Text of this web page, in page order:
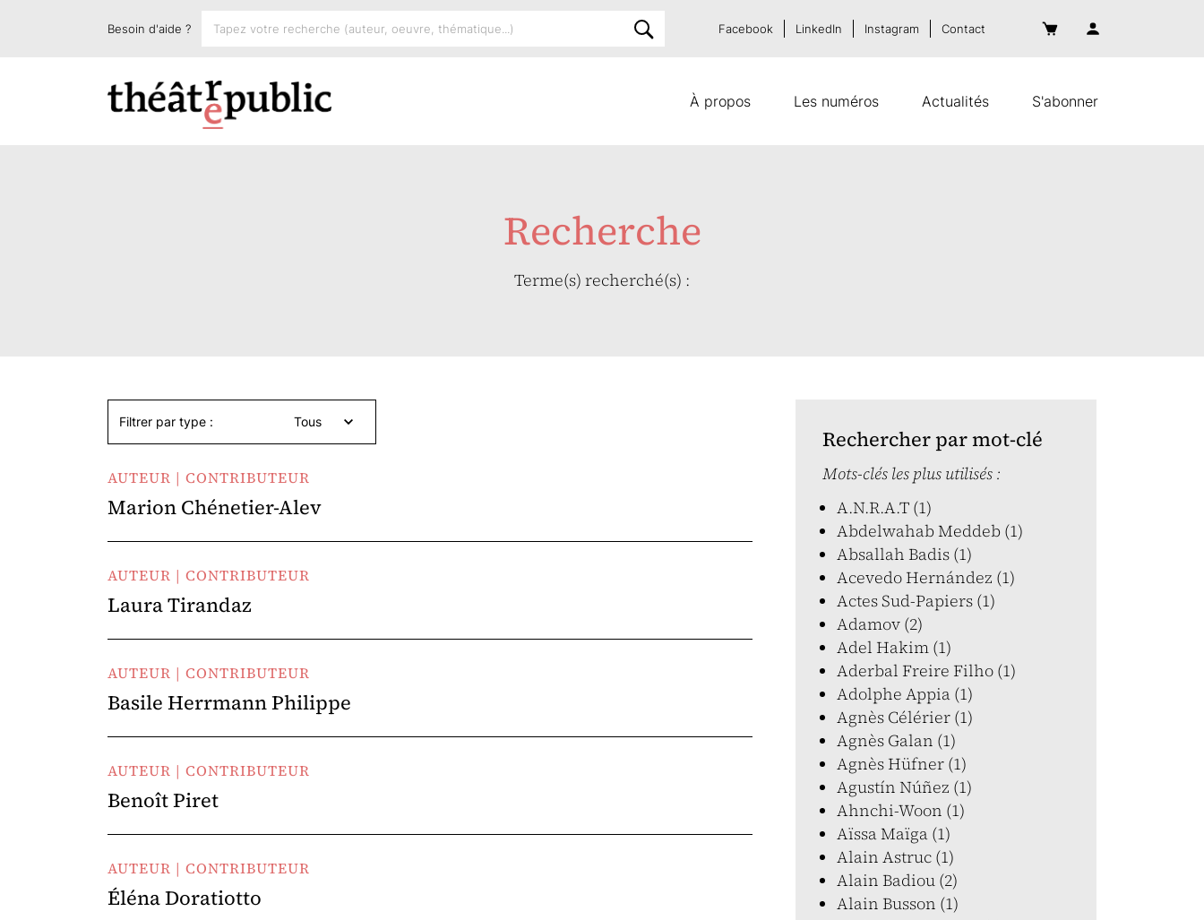
À propos Les numéros Actualités S'abonner
Besoin d'aide ? Facebook LinkedIn Instagram Contact
Recherche
Terme(s) recherché(s) :
Filtrer par type : Tous
AUTEUR | CONTRIBUTEUR
Marion Chénetier-Alev
AUTEUR | CONTRIBUTEUR
Laura Tirandaz
AUTEUR | CONTRIBUTEUR
Basile Herrmann Philippe
AUTEUR | CONTRIBUTEUR
Benoît Piret
AUTEUR | CONTRIBUTEUR
Éléna Doratiotto
Rechercher par mot-clé
Mots-clés les plus utilisés :
A.N.R.A.T (1)
Abdelwahab Meddeb (1)
Absallah Badis (1)
Acevedo Hernández (1)
Actes Sud-Papiers (1)
Adamov (2)
Adel Hakim (1)
Aderbal Freire Filho (1)
Adolphe Appia (1)
Agnès Célérier (1)
Agnès Galan (1)
Agnès Hüfner (1)
Agustín Núñez (1)
Ahnchi-Woon (1)
Aïssa Maïga (1)
Alain Astruc (1)
Alain Badiou (2)
Alain Busson (1)